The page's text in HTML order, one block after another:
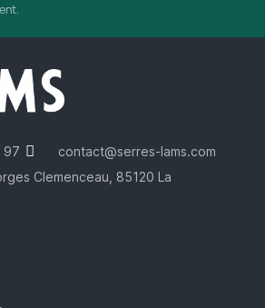
97
contact@serres-lams.com
Clemenceau, 85120 La